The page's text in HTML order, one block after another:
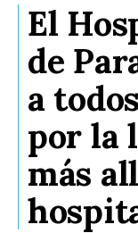
El
de
a
por la
más